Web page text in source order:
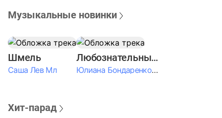
Музыкальные новинки
Шмель
Саша Лев Мл
Любознательные Дети
Юлиана Бондаренко & Амелия Колпакова & Егор Егоров & Валерия Шевченко & Ксюша Косичкина
Хит-парад